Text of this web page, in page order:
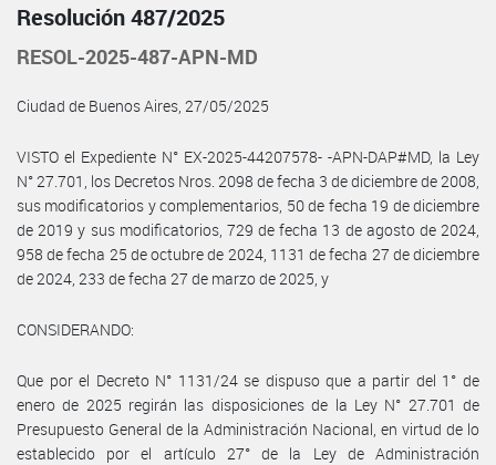
Resolución 487/2025
RESOL-2025-487-APN-MD
Ciudad de Buenos Aires, 27/05/2025
VISTO el Expediente N° EX-2025-44207578- -APN-DAP#MD, la Ley
N° 27.701, los Decretos Nros. 2098 de fecha 3 de diciembre de 2008,
sus modificatorios y complementarios, 50 de fecha 19 de diciembre
de 2019 y sus modificatorios, 729 de fecha 13 de agosto de 2024,
958 de fecha 25 de octubre de 2024, 1131 de fecha 27 de diciembre
de 2024, 233 de fecha 27 de marzo de 2025, y
CONSIDERANDO:
Que por el Decreto N° 1131/24 se dispuso que a partir del 1° de
enero de 2025 regirán las disposiciones de la Ley N° 27.701 de
Presupuesto General de la Administración Nacional, en virtud de lo
establecido por el artículo 27° de la Ley de Administración